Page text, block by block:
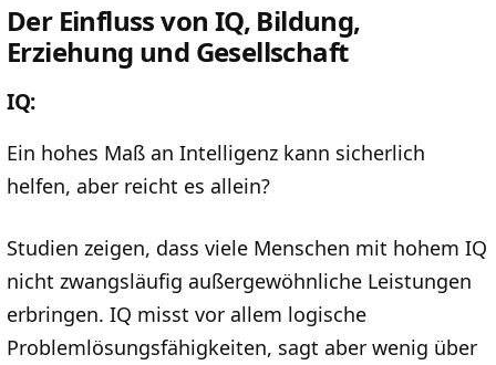
Der Einfluss von IQ, Bildung,
Erziehung und Gesellschaft
IQ:
Ein hohes Maß an Intelligenz kann sicherlich
helfen, aber reicht es allein?
Studien zeigen, dass viele Menschen mit hohem IQ
nicht zwangsläufig außergewöhnliche Leistungen
erbringen. IQ misst vor allem logische
Problemlösungsfähigkeiten, sagt aber wenig über